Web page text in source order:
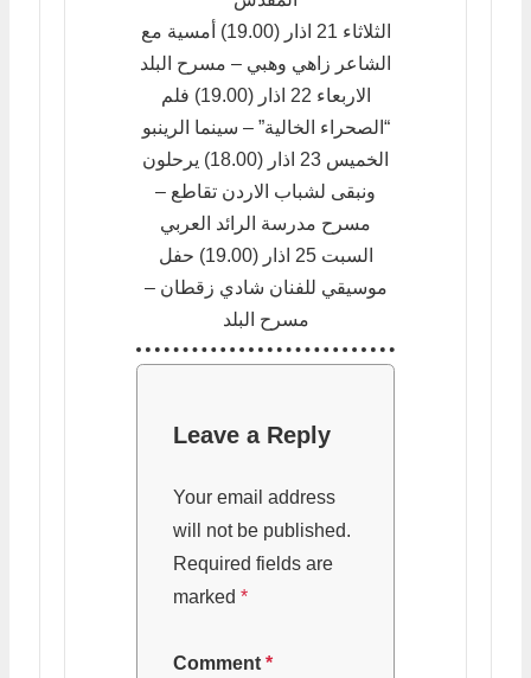
الثلاثاء 21 اذار (19.00) أمسية مع
الشاعر زاهي وهبي – مسرح البلد
الاربعاء 22 اذار (19.00) فلم
“الصحراء الخالية” – سينما الرينبو
الخميس 23 اذار (18.00) يرحلون
ونبقى لشباب الاردن تقاطع –
مسرح مدرسة الرائد العربي
السبت 25 اذار (19.00) حفل
موسيقي للفنان شادي زقطان –
مسرح البلد
Leave a Reply
Your email address
will not be published.
Required fields are
marked *
Comment *